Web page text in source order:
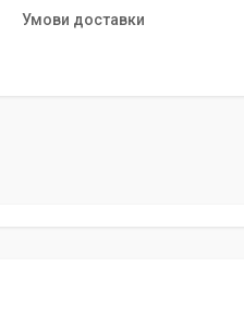
Умови доставки